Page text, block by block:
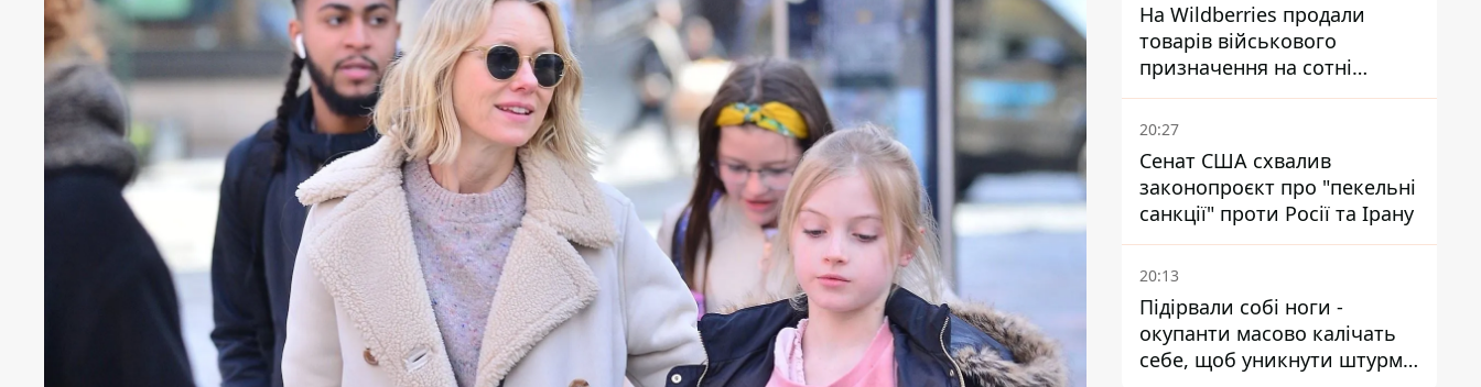
На Wildberries продали
товарів військового
призначення на сотні
мільйонів, але удари ЗСУ
змінили ситуацію
20:27
Сенат США схвалив
законопроєкт про "пекельні
санкції" проти Росії та Ірану
20:13
Підірвали собі ноги -
окупанти масово калічать
себе, щоб уникнути штурмів